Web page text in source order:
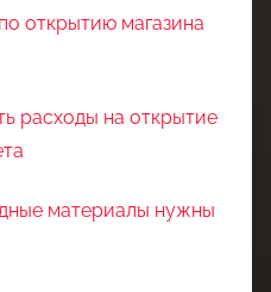
открытию магазина
расходы на открытие
материалы нужны